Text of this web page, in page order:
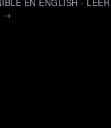
EN ENGLISH - LEER
→